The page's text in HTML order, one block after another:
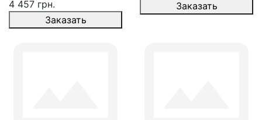
4 457 грн.
Заказать
Заказать